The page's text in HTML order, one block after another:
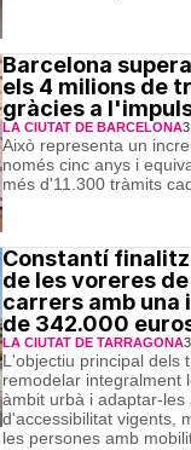
Barcelona
els 4 milions de
gràcies a
LA CIUTAT DE BARCELONA
Això representa un
només cinc anys i
més d'11.300 tràmits
Constantí
de les voreres
carrers amb una
de 342.000
LA CIUTAT DE TARRAGONA
L'objectiu principal dels
remodelar integralment
àmbit urbà i adaptar-les
d'accessibilitat vigents,
les persones amb